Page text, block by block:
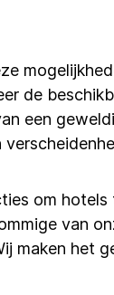
de
een
om
van
maken het